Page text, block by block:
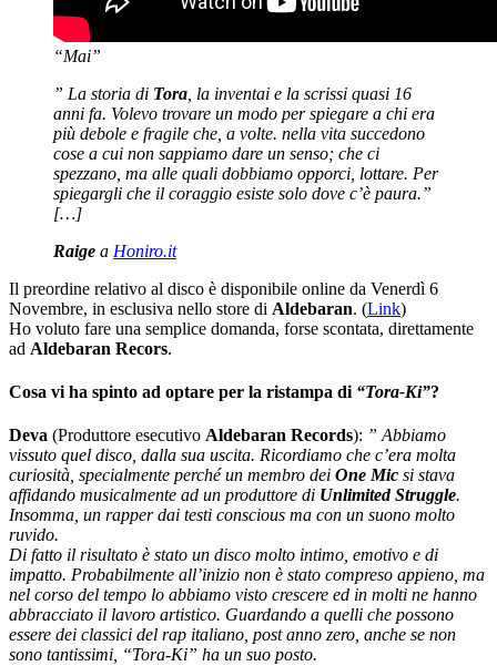
“Mai”
” La storia di Tora , la inventai e la scrissi quasi 16
anni fa. Volevo trovare un modo per spiegare a chi era
più debole e fragile che, a volte. nella vita succedono
cose a cui non sappiamo dare un senso; che ci
spezzano, ma alle quali dobbiamo opporci, lottare. Per
spiegargli che il coraggio esiste solo dove c’è paura.”
[…]
Raige a Honiro.it
Il preordine relativo al disco è disponibile online da Venerdì 6
Novembre, in esclusiva nello store di Aldebaran. (Link)
Ho voluto fare una semplice domanda, forse scontata, direttamente
ad Aldebaran Recors.
Cosa vi ha spinto ad optare per la ristampa di “Tora-Ki”?
Deva (Produttore esecutivo Aldebaran Records): ” Abbiamo
vissuto quel disco, dalla sua uscita. Ricordiamo che c’era molta
curiosità, specialmente perché un membro dei One Mic si stava
affidando musicalmente ad un produttore di Unlimited Struggle.
Insomma, un rapper dai testi conscious ma con un suono molto
ruvido.
Di fatto il risultato è stato un disco molto intimo, emotivo e di
impatto. Probabilmente all’inizio non è stato compreso appieno, ma
nel corso del tempo lo abbiamo visto crescere ed in molti ne hanno
abbracciato il lavoro artistico. Guardando a quelli che possono
essere dei classici del rap italiano, post anno zero, anche se non
sono tantissimi, “Tora-Ki” ha un suo posto.